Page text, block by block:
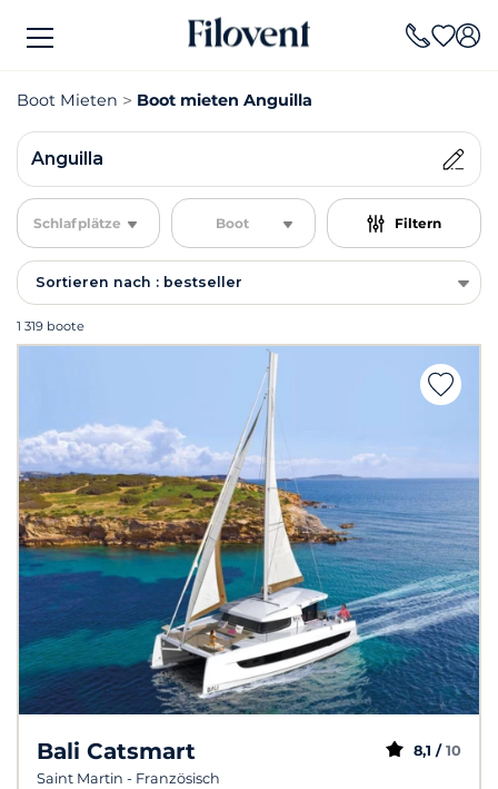
Boot Mieten Boot mieten Anguilla
Anguilla
Schlafplätze Boot Filtern
Sortieren nach : bestseller
1 319 boote
Bali Catsmart
Saint Martin - Französisch
8,1 / 10